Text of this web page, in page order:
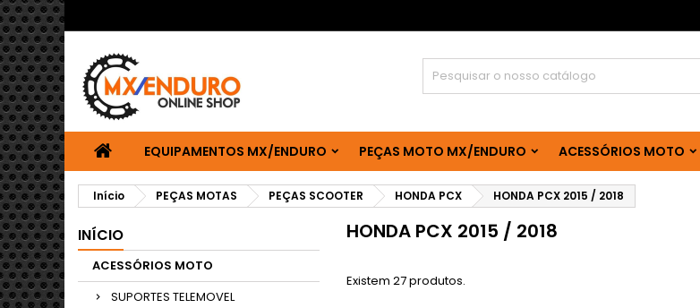
EQUIPAMENTOS MX/ENDURO PEÇAS MOTO MX/ENDURO ACESSÓRIOS MOTO
Início PEÇAS MOTAS PEÇAS SCOOTER HONDA PCX HONDA PCX 2015 / 2018
INÍCIO
ACESSÓRIOS MOTO
SUPORTES TELEMOVEL
HONDA PCX 2015 / 2018
Existem 27 produtos.